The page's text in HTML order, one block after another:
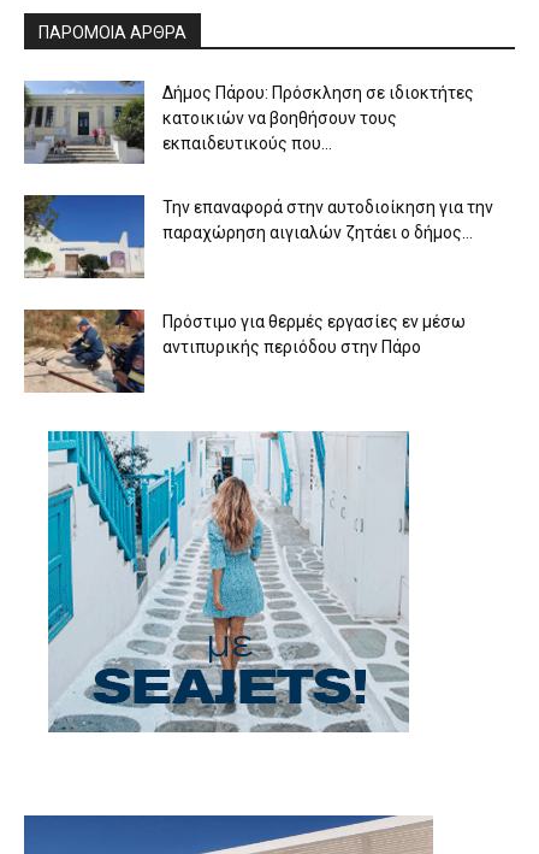
ΠΑΡΟΜΟΙΑ ΑΡΘΡΑ
Δήμος Πάρου: Πρόσκληση σε ιδιοκτήτες
κατοικιών να βοηθήσουν τους
εκπαιδευτικούς που...
Την επαναφορά στην αυτοδιοίκηση για την
παραχώρηση αιγιαλών ζητάει ο δήμος...
Πρόστιμο για θερμές εργασίες εν μέσω
αντιπυρικής περιόδου στην Πάρο